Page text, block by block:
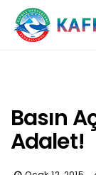
Basın
Adalet!